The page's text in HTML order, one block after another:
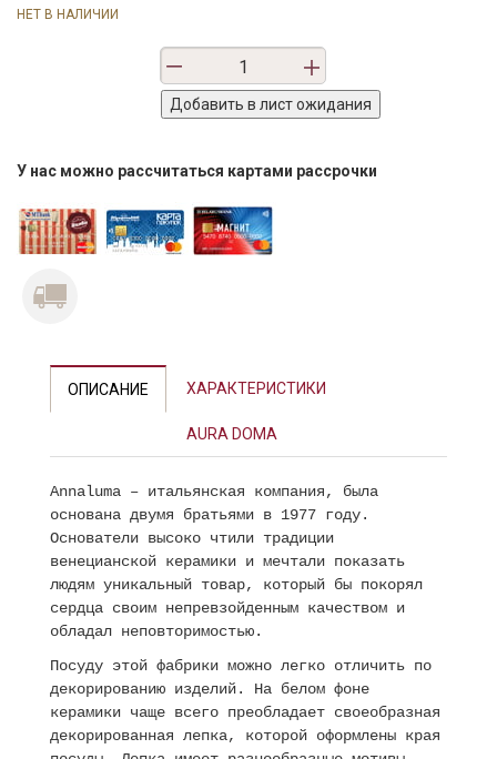
НЕТ В НАЛИЧИИ
У нас можно рассчитаться картами рассрочки
ОПИСАНИЕ ХАРАКТЕРИСТИКИ
AURA DOMA
Annaluma – итальянская компания, была
основана двумя братьями в 1977 году.
Основатели высоко чтили традиции
венецианской керамики и мечтали показать
людям уникальный товар, который бы покорял
сердца своим непревзойденным качеством и
обладал неповторимостью.
Посуду этой фабрики можно легко отличить по
декорированию изделий. На белом фоне
керамики чаще всего преобладает своеобразная
декорированная лепка, которой оформлены края